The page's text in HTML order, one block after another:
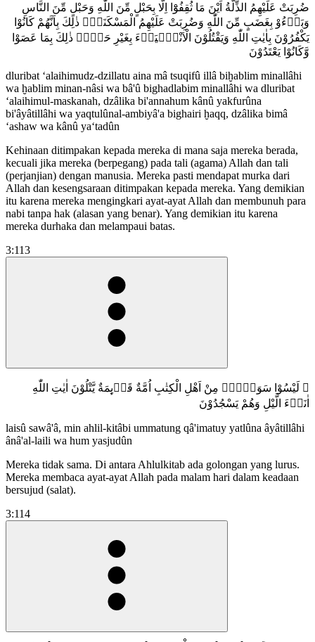
ضُرِبَتْ عَلَيْهِمُ الذِّلَّةُ اَيْنَ مَا ثُقِفُوْٓا اِلَّا بِحَبْلٍ مِّنَ اللّٰهِ وَحَبْلٍ مِّنَ النَّاسِ
وَبَاۤءُوْ بِغَضَبٍ مِّنَ اللّٰهِ وَضُرِبَتْ عَلَيْهِمُ الْمَسْكَنَةُۗ ذٰلِكَ بِاَنَّهُمْ كَانُوْا
يَكْفُرُوْنَ بِاٰيٰتِ اللّٰهِ وَيَقْتُلُوْنَ الْاَنْبِۢيَاۤءَ بِغَيْرِ حَقٍّۗ ذٰلِكَ بِمَا عَصَوْا
وَّكَانُوْا يَعْتَدُوْنَ
dluribat ‘alaihimudz-dzillatu aina mâ tsuqifû illâ biḫablim minallâhi
wa ḫablim minan-nâsi wa bâ'û bighadlabim minallâhi wa dluribat
‘alaihimul-maskanah, dzâlika bi'annahum kânû yakfurûna
bi'âyâtillâhi wa yaqtulûnal-ambiyâ'a bighairi ḫaqq, dzâlika bimâ
‘ashaw wa kânû ya‘tadûn
Kehinaan ditimpakan kepada mereka di mana saja mereka berada,
kecuali jika mereka (berpegang) pada tali (agama) Allah dan tali
(perjanjian) dengan manusia. Mereka pasti mendapat murka dari
Allah dan kesengsaraan ditimpakan kepada mereka. Yang demikian
itu karena mereka mengingkari ayat-ayat Allah dan membunuh para
nabi tanpa hak (alasan yang benar). Yang demikian itu karena
mereka durhaka dan melampaui batas.
3:113
۞ لَيْسُوْا سَوَاۤءًۗ مِنْ اَهْلِ الْكِتٰبِ اُمَّةٌ قَاۤىِٕمَةٌ يَّتْلُوْنَ اٰيٰتِ اللّٰهِ
اٰنَاۤءَ الَّيْلِ وَهُمْ يَسْجُدُوْنَ
laisû sawâ'â, min ahlil-kitâbi ummatung qâ'imatuy yatlûna âyâtillâhi
ânâ'al-laili wa hum yasjudûn
Mereka tidak sama. Di antara Ahlulkitab ada golongan yang lurus.
Mereka membaca ayat-ayat Allah pada malam hari dalam keadaan
bersujud (salat).
3:114